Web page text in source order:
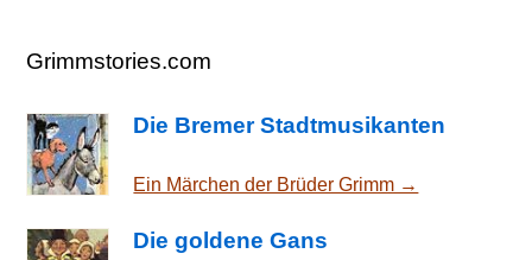
Grimmstories.com
Die Bremer Stadtmusikanten
Ein Märchen der Brüder Grimm →
Die goldene Gans